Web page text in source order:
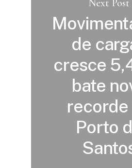
Next Post
de
cresce
bate
recorde
Porto